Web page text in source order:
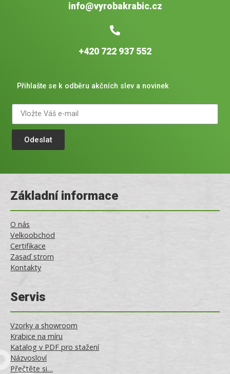
info@vyrobakrabic.cz
+420 722 937 552
Přihlašte se k odběru akčních slev a novinek
Odeslat
Základní informace
O nás
Velkoobchod
Certifikace
Zasaď strom
Kontakty
Servis
Vzorky a showroom
Krabice na míru
Katalog v PDF pro stažení
Názvosloví
Přečtěte si…